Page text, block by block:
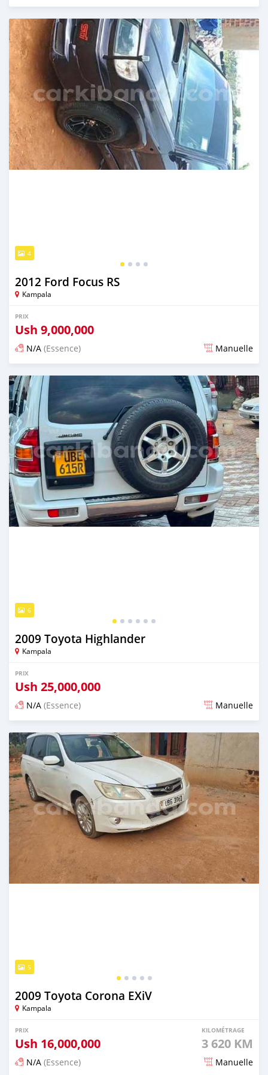
Publié il y a 2 jours
4
2012 Ford Focus RS
Kampala
PRIX
Ush 9,000,000
N/A (Essence) Manuelle
Publié il y a 2 jours
6
2009 Toyota Highlander
Kampala
PRIX
Ush 25,000,000
N/A (Essence) Manuelle
Publié il y a 2 jours
5
2009 Toyota Corona EXiV
Kampala
PRIX
Ush 16,000,000
KILOMÉTRAGE
3 620 KM
N/A (Essence) Manuelle